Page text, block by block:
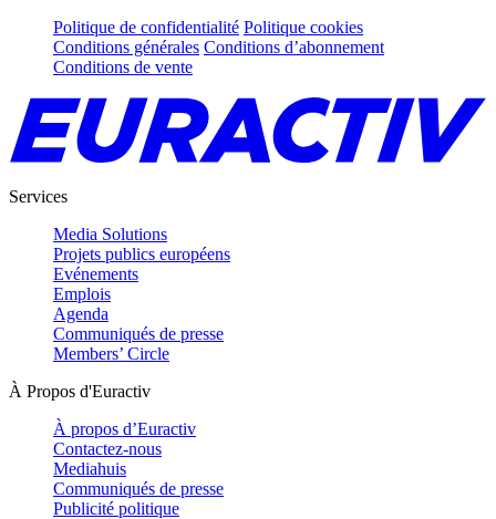
Politique de confidentialité Politique cookies
Conditions générales Conditions d’abonnement
Conditions de vente
Services
Media Solutions
Projets publics européens
Evénements
Emplois
Agenda
Communiqués de presse
Members’ Circle
À Propos d'Euractiv
À propos d’Euractiv
Contactez-nous
Mediahuis
Communiqués de presse
Publicité politique